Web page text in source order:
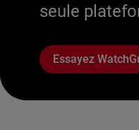
seule
Essayez